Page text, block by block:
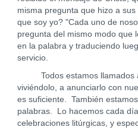
misma pregunta que hizo a
que soy yo? "Cada uno de
pregunta del mismo modo que
en la palabra y traduciendo
servicio.
Todos estamos llamados a
viviéndolo, a anunciarlo con
es suficiente. También
palabras. Lo hacemos cada
celebraciones litúrgicas, y